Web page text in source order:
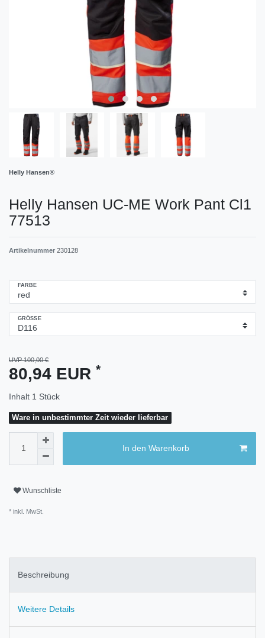
Helly Hansen®
Helly Hansen UC-ME Work Pant Cl1
77513
Artikelnummer 230128
FARBE
GRÖSSE
UVP 100,00 €
80,94 EUR *
Inhalt 1 Stück
Ware in unbestimmter Zeit wieder lieferbar
In den Warenkorb
Wunschliste
* inkl. MwSt.
Beschreibung
Weitere Details